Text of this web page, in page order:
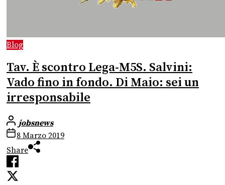
Blog
Tav. È scontro Lega-M5S. Salvini:
Vado fino in fondo. Di Maio: sei un
irresponsabile
jobsnews
8 Marzo 2019
Share